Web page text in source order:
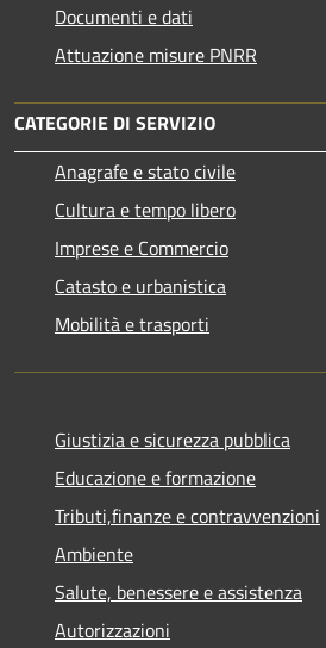
Documenti e dati
Attuazione misure PNRR
CATEGORIE DI SERVIZIO
Anagrafe e stato civile
Cultura e tempo libero
Imprese e Commercio
Catasto e urbanistica
Mobilità e trasporti
Giustizia e sicurezza pubblica
Educazione e formazione
Tributi,finanze e contravvenzioni
Ambiente
Salute, benessere e assistenza
Autorizzazioni